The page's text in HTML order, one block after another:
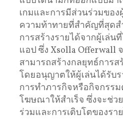
เกมและการมีส่วนร่วมของ
ความท้าทายที่สำคัญที่สุด
การสร้างรายได้จากผู้เล่น
แอป ซึ่ง Xsolla Offerwall
สามารถสร้างกลยุทธ์การ
โดยอนุญาตให้ผู้เล่นได้รับร
การทำภารกิจหรือกิจกรรม
โฆษณาให้สำเร็จ ซึ่งจะช่ว
ร่วมและการเติบโตของรา